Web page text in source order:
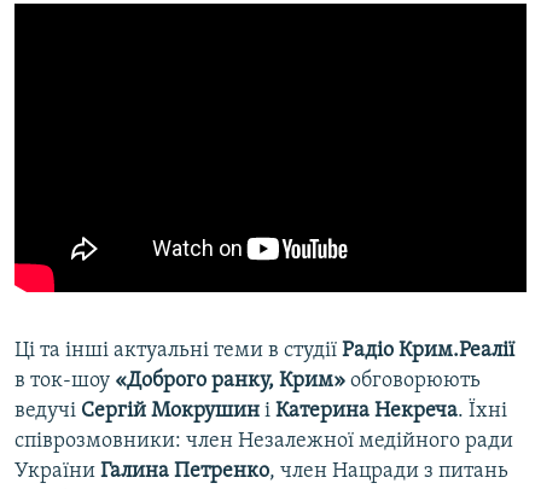
Ці та інші актуальні теми в студії Радіо Крим.Реалії
в ток-шоу «Доброго ранку, Крим» обговорюють
ведучі Сергій Мокрушин і Катерина Некреча. Їхні
співрозмовники: член Незалежної медійного ради
України Галина Петренко, член Нацради з питань